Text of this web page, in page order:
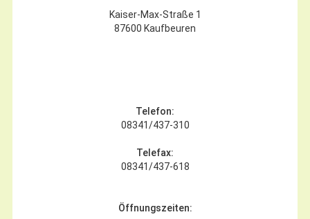
Kaiser-Max-Straße 1
87600 Kaufbeuren
Telefon:
08341/437-310
Telefax:
08341/437-618
Öffnungszeiten: